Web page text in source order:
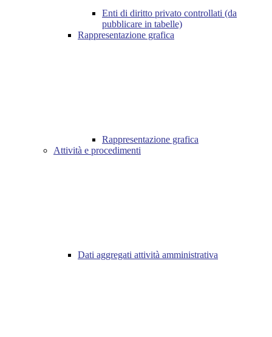
Enti di diritto privato controllati (da
pubblicare in tabelle)
Rappresentazione grafica
Rappresentazione grafica
Attività e procedimenti
Dati aggregati attività amministrativa